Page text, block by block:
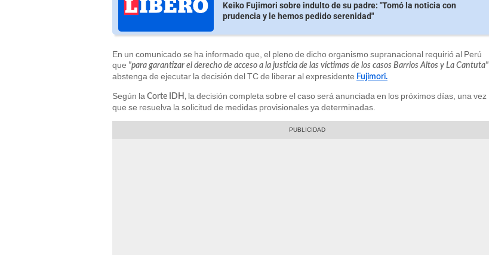
Keiko Fujimori sobre indulto de su padre: "Tomó la noticia con
prudencia y le hemos pedido serenidad"
En un comunicado se ha informado que, el pleno de dicho organismo supranacional requirió al Perú
que "para garantizar el derecho de acceso a la justicia de las víctimas de los casos Barrios Altos y La Cantuta"
abstenga de ejecutar la decisión del TC de liberar al expresidente Fujimori.
Según la Corte IDH, la decisión completa sobre el caso será anunciada en los próximos días, una vez
que se resuelva la solicitud de medidas provisionales ya determinadas.